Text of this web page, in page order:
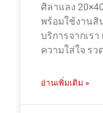
ศิลาแลง
พร้อมใช้งาน
บริการจากเร
ความใส่ใจ รว
อ่านเพิ่มเติม »